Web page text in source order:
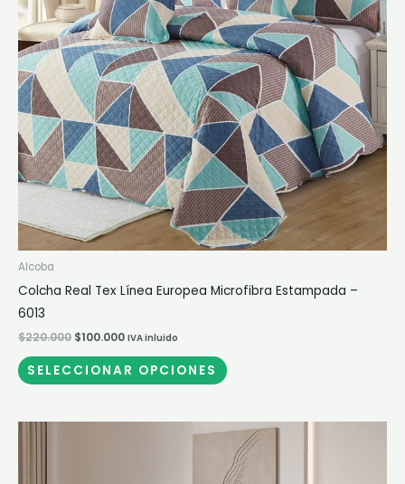
Alcoba
Colcha Real Tex Línea Europea Microfibra Estampada –
6013
$220.000 $100.000 IVA inluido
SELECCIONAR OPCIONES
Las
opciones
se
pueden
elegir
en
la
página
de
producto
Este
producto
tiene